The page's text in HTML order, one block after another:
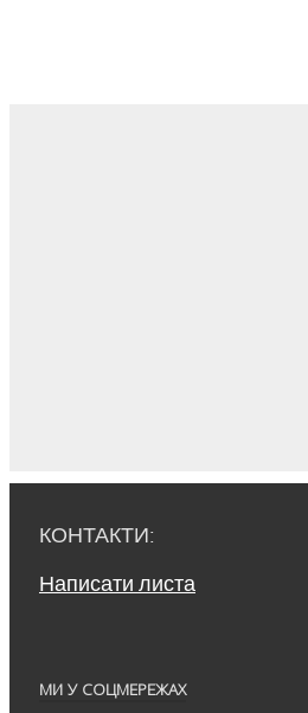
КОНТАКТИ:
Написати листа
МИ У СОЦМЕРЕЖАХ